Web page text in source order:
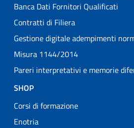
Banca Dati Fornitori Qualificati
Contratti di Filiera
Gestione digitale adempimenti
Misura 1144/2014
Pareri interpretativi e memorie
SHOP
Corsi di formazione
Enotria